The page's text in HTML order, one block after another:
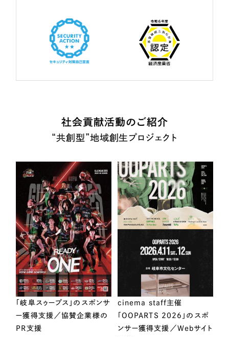
社会貢献活動のご紹介
“共創型”地域創生プロジェクト
「岐阜スゥープス」のスポンサ
ー獲得支援／協賛企業様の
PR支援
cinema staff主催
「OOPARTS 2026」のスポ
ンサー獲得支援／Webサイト